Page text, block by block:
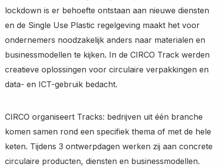
lockdown is er behoefte ontstaan aan nieuwe diensten
en de Single Use Plastic regelgeving maakt het voor
ondernemers noodzakelijk anders naar materialen en
businessmodellen te kijken. In de CIRCO Track werden
creatieve oplossingen voor circulaire verpakkingen en
data- en ICT-gebruik bedacht.
CIRCO organiseert Tracks: bedrijven uit één branche
komen samen rond een specifiek thema of met de hele
keten. Tijdens 3 ontwerpdagen werken zij aan concrete
circulaire producten, diensten en businessmodellen.